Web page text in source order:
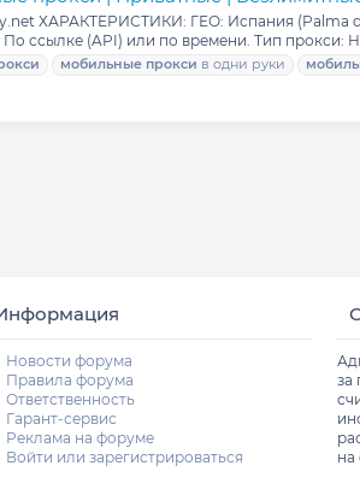
ХАРАКТЕРИСТИКИ: ГЕО: Испания (Palma
ссылке (API) или по времени. Тип прокси:
мобильные прокси в одни руки
Новости форума
Правила форума
Ответственность
Гарант-сервис
Реклама на форуме
Войти или зарегистрироваться
за
на